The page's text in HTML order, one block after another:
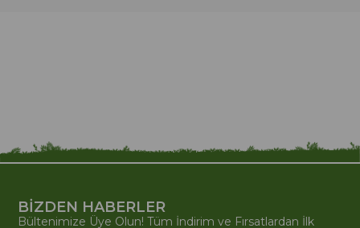
BİZDEN HABERLER
Bültenimize Üye Olun! Tüm İndirim ve Fırsatlardan İlk